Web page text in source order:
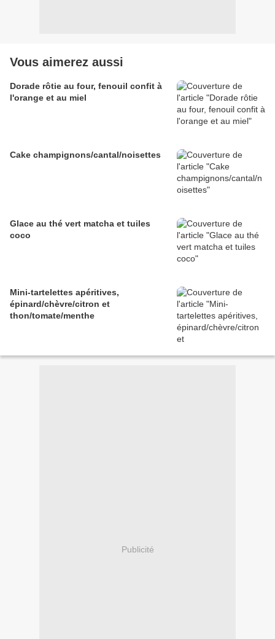
Vous aimerez aussi
Dorade rôtie au four, fenouil confit à
l'orange et au miel
Cake champignons/cantal/noisettes
Glace au thé vert matcha et tuiles
coco
Mini-tartelettes apéritives,
épinard/chèvre/citron et
thon/tomate/menthe
Publicité